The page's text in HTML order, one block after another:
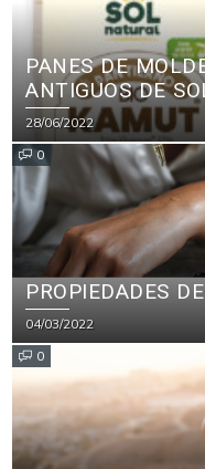
PANES DE
ANTIGUOS DE
28/06/2022
0
PROPIEDADES
04/03/2022
0